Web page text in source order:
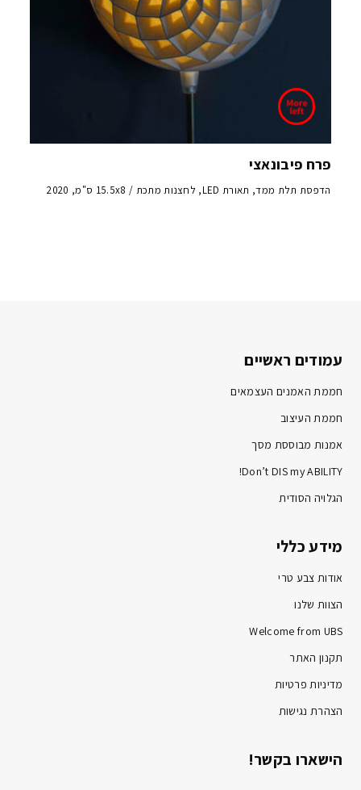
פרח פיבונאצי
הדפסת תלת ממד, תאורת LED, לחצנות מתכת / 15.5x8 ס"מ, 2020
עמודים ראשיים
חממת האמנים העצמאים
חממת העיצוב
אמנות מבוססת מסך
Don’t DIS my ABILITY!
הגלויה הסודית
מידע כללי
אודות צבע טרי
הצוות שלנו
Welcome from UBS
תקנון האתר
מדיניות פרטיות
הצהרת נגישות
הישארו בקשר!